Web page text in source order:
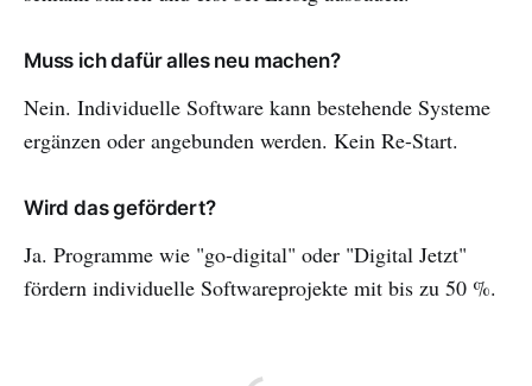
Muss ich dafür alles neu machen?
Nein. Individuelle Software kann bestehende Systeme
ergänzen oder angebunden werden. Kein Re-Start.
Wird das gefördert?
Ja. Programme wie "go-digital" oder "Digital Jetzt"
fördern individuelle Softwareprojekte mit bis zu 50 %.